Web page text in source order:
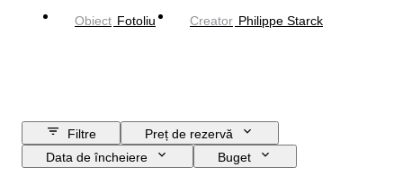
Obiect Fotoliu Creator Philippe Starck
Filtre
Preț de rezervă
Data de încheiere
Buget